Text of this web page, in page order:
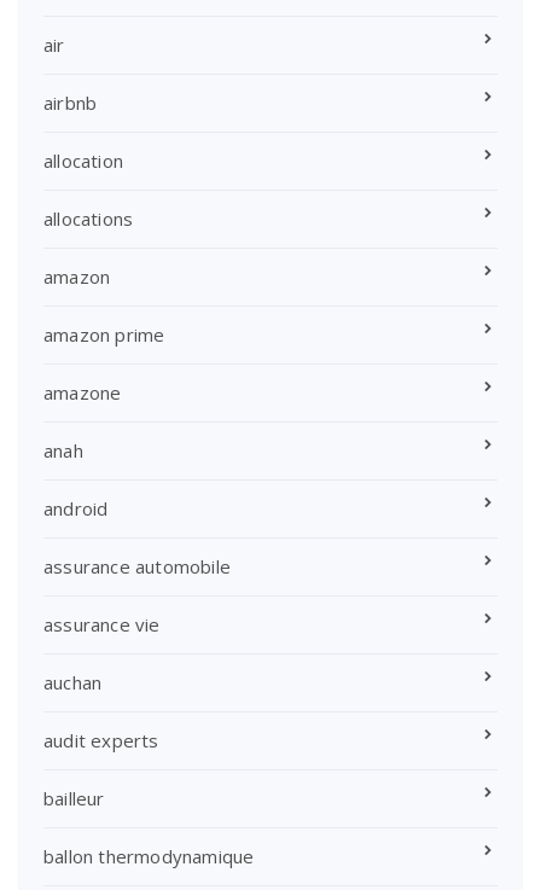
air
airbnb
allocation
allocations
amazon
amazon prime
amazone
anah
android
assurance automobile
assurance vie
auchan
audit experts
bailleur
ballon thermodynamique